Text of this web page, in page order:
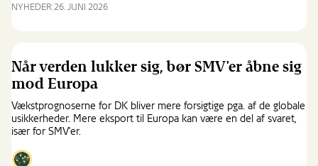
NYHEDER 26. JUNI 2026
i
europæisk
megafond
for
vækstvirksomheder
Når verden lukker sig, bør SMV'er åbne sig
mod Europa
Vækstprognoserne for DK bliver mere forsigtige pga. af de globale
usikkerheder. Mere eksport til Europa kan være en del af svaret,
især for SMV'er.